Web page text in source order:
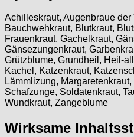
Achilleskraut, Augenbraue
Bauchwehkraut, Blutkraut,
Frauenkraut, Gachelkraut,
Gänsezungenkraut,
Grützblume, Grundheil, Heil-
Kachel, Katzenkraut,
Lämmlizung,
Schafzunge, Soldatenkraut,
Wundkraut, Zangeblume
Wirksame